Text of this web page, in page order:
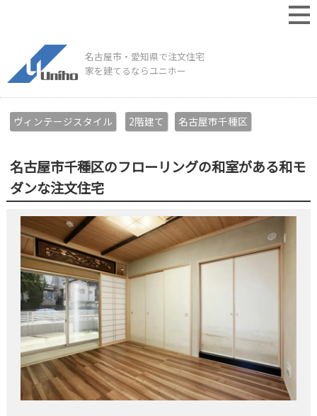
名古屋市・愛知県で注文住宅
家を建てるならユニホー
ヴィンテージスタイル 2階建て 名古屋市千種区
名古屋市千種区のフローリングの和室がある和モ
ダンな注文住宅